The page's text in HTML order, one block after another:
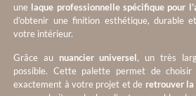
une laque professionnelle spécifique pour
d’obtenir une finition esthétique, durable
votre intérieur.
Grâce au nuancier universel, un très
possible. Cette palette permet de
exactement à votre projet et de retrouver la